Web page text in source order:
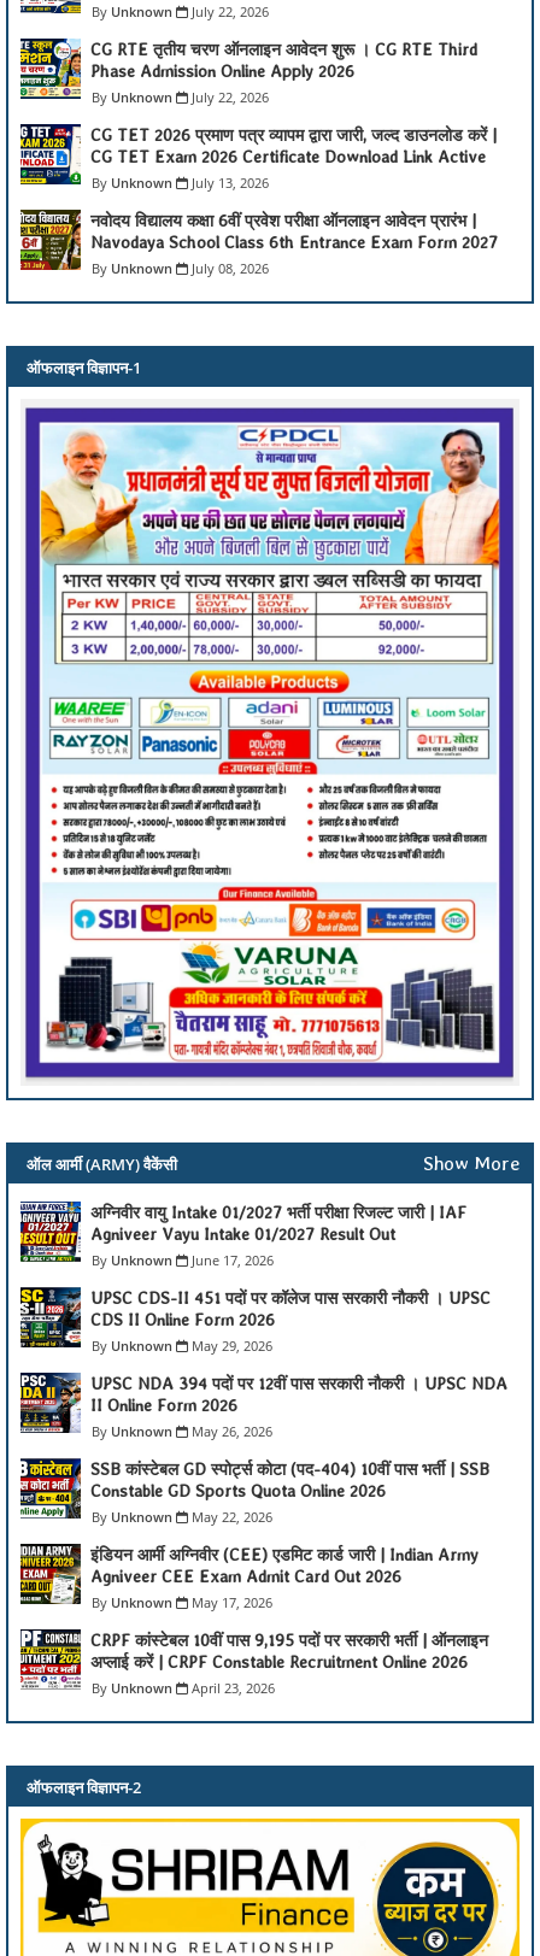
Unknown July 22, 2026
CG RTE तृतीय चरण ऑनलाइन आवेदन शुरू । CG RTE Third
Phase Admission Online Apply 2026
Unknown July 22, 2026
CG TET 2026 प्रमाण पत्र व्यापम द्वारा जारी, जल्द डाउनलोड करें |
CG TET Exam 2026 Certificate Download Link Active
Unknown July 13, 2026
नवोदय विद्यालय कक्षा 6वीं प्रवेश परीक्षा ऑनलाइन आवेदन प्रारंभ |
Navodaya School Class 6th Entrance Exam Form 2027
Unknown July 08, 2026
ऑफलाइन विज्ञापन-1
ऑल आर्मी (ARMY) वैकेंसी Show More
अग्निवीर वायु Intake 01/2027 भर्ती परीक्षा रिजल्ट जारी | IAF
Agniveer Vayu Intake 01/2027 Result Out
Unknown June 17, 2026
UPSC CDS-II 451 पदों पर कॉलेज पास सरकारी नौकरी । UPSC
CDS II Online Form 2026
Unknown May 29, 2026
UPSC NDA 394 पदों पर 12वीं पास सरकारी नौकरी । UPSC NDA
II Online Form 2026
Unknown May 26, 2026
SSB कांस्टेबल GD स्पोर्ट्स कोटा (पद-404) 10वीं पास भर्ती | SSB
Constable GD Sports Quota Online 2026
Unknown May 22, 2026
इंडियन आर्मी अग्निवीर (CEE) एडमिट कार्ड जारी | Indian Army
Agniveer CEE Exam Admit Card Out 2026
Unknown May 17, 2026
CRPF कांस्टेबल 10वीं पास 9,195 पदों पर सरकारी भर्ती | ऑनलाइन
अप्लाई करें | CRPF Constable Recruitment Online 2026
Unknown April 23, 2026
ऑफलाइन विज्ञापन-2